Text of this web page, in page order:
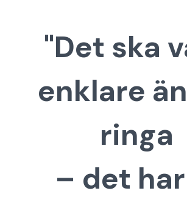
"Det ska
enklare
ringa
– det